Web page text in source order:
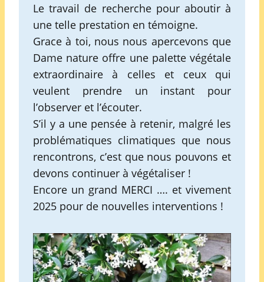
Le travail de recherche pour aboutir à
une telle prestation en témoigne.
Grace à toi, nous nous apercevons que
Dame nature offre une palette végétale
extraordinaire à celles et ceux qui
veulent prendre un instant pour
l’observer et l’écouter.
S’il y a une pensée à retenir, malgré les
problématiques climatiques que nous
rencontrons, c’est que nous pouvons et
devons continuer à végétaliser !
Encore un grand MERCI …. et vivement
2025 pour de nouvelles interventions !